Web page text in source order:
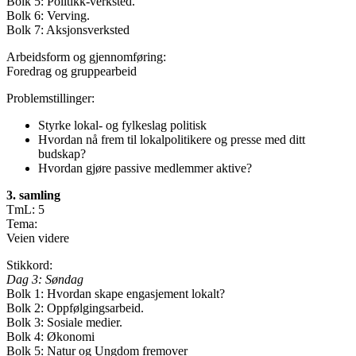
Bolk 6: Verving.
Bolk 7: Aksjonsverksted
Arbeidsform og gjennomføring:
Foredrag og gruppearbeid
Problemstillinger:
Styrke lokal- og fylkeslag politisk
Hvordan nå frem til lokalpolitikere og presse med ditt
budskap?
Hvordan gjøre passive medlemmer aktive?
3. samling
TmL: 5
Tema:
Veien videre
Stikkord:
Dag 3: Søndag
Bolk 1: Hvordan skape engasjement lokalt?
Bolk 2: Oppfølgingsarbeid.
Bolk 3: Sosiale medier.
Bolk 4: Økonomi
Bolk 5: Natur og Ungdom fremover